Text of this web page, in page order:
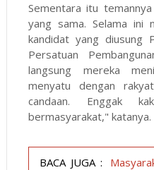
Sementara itu
yang sama. Selama ini
kandidat yang diusung
Persatuan
langsung mereka
menyatu dengan
candaan. Enggak
bermasyarakat," katanya.
BACA JUGA :